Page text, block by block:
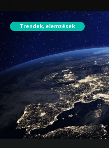
Trendek, elemzések